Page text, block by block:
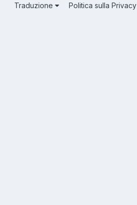
Traduzione Politica sulla Privacy